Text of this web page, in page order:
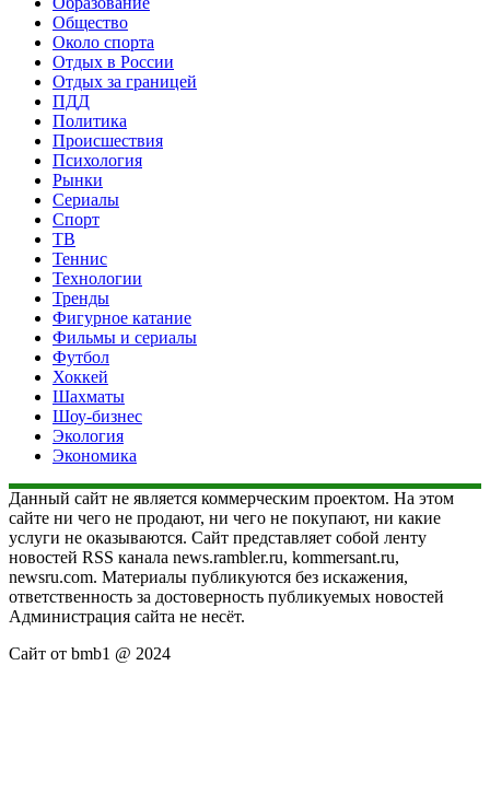
Общество
Около спорта
Отдых в России
Отдых за границей
ПДД
Политика
Происшествия
Психология
Рынки
Сериалы
Спорт
ТВ
Теннис
Технологии
Тренды
Фигурное катание
Фильмы и сериалы
Футбол
Хоккей
Шахматы
Шоу-бизнес
Экология
Экономика
Данный сайт не является коммерческим проектом. На этом
сайте ни чего не продают, ни чего не покупают, ни какие
услуги не оказываются. Сайт представляет собой ленту
новостей RSS канала news.rambler.ru, kommersant.ru,
newsru.com. Материалы публикуются без искажения,
ответственность за достоверность публикуемых новостей
Администрация сайта не несёт.
Сайт от bmb1 @ 2024